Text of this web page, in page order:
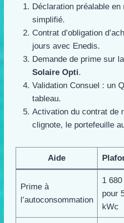
Déclaration préalable
simplifié.
Contrat d’obligation
jours avec Enedis.
Demande de prime sur
Solaire Opti.
Validation Consuel : un
tableau.
Activation du contrat de
clignote, le portefeuille
Aide
Prime à
l’autoconsommation
1 680
pour
kWc